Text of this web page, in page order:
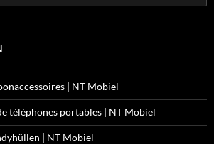
| NT Mobiel
téléphones portables | NT Mobiel
| NT Mobiel